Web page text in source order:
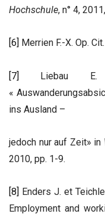
Hochschule, n° 4,
[6] Merrien F.-X. Op. Cit.
[7]
Liebau E.
«
ins Ausland –
jedoch nur auf Zeit» in
2010, pp. 1-9.
[8] Enders J. et
Employment and